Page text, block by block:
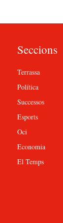
Seccions
Terrassa
Política
Successos
Esports
Oci
Economia
El Temps